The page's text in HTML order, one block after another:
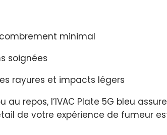
minimal
soignées
rayures et impacts légers
au repos, l’IVAC Plate 5G bleu
de votre expérience de fumeur